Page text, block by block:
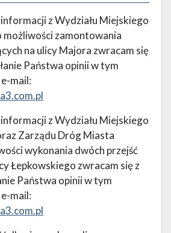
z Wydziału Miejskiego
możliwości zamontowania
na ulicy Majora zwracam się
Państwa opinii w tym
mail:
z Wydziału Miejskiego
Zarządu Dróg Miasta
wykonania dwóch przejść
Łepkowskiego zwracam się z
Państwa opinii w tym
mail: